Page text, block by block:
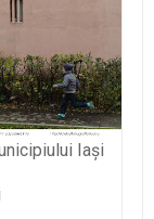
Iaşi